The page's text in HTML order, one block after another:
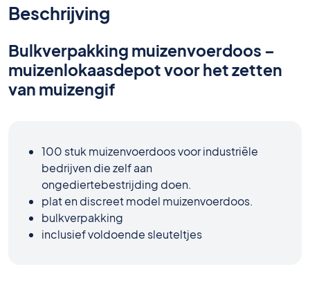
Beschrijving
Bulkverpakking muizenvoerdoos –
muizenlokaasdepot voor het zetten
van muizengif
100 stuk muizenvoerdoos voor industriële
bedrijven die zelf aan
ongediertebestrijding doen.
plat en discreet model muizenvoerdoos.
bulkverpakking
inclusief voldoende sleuteltjes